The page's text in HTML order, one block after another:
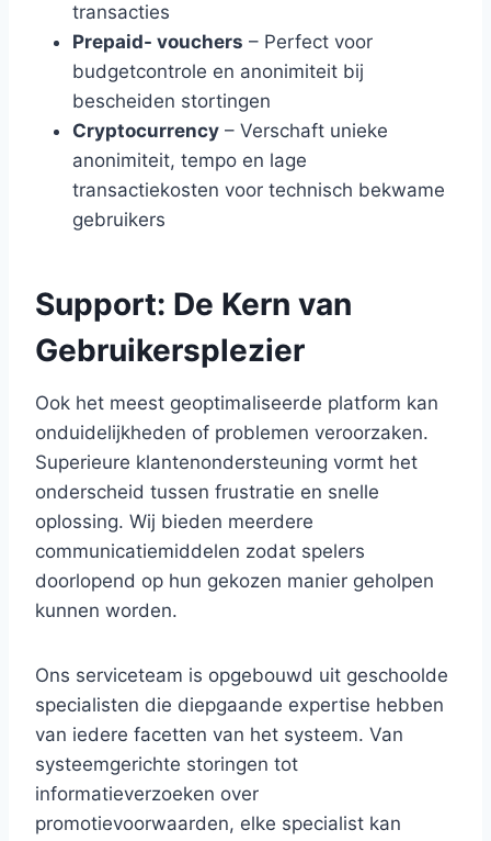
transacties
Prepaid- vouchers – Perfect voor
budgetcontrole en anonimiteit bij
bescheiden stortingen
Cryptocurrency – Verschaft unieke
anonimiteit, tempo en lage
transactiekosten voor technisch bekwame
gebruikers
Support: De Kern van
Gebruikersplezier
Ook het meest geoptimaliseerde platform kan
onduidelijkheden of problemen veroorzaken.
Superieure klantenondersteuning vormt het
onderscheid tussen frustratie en snelle
oplossing. Wij bieden meerdere
communicatiemiddelen zodat spelers
doorlopend op hun gekozen manier geholpen
kunnen worden.
Ons serviceteam is opgebouwd uit geschoolde
specialisten die diepgaande expertise hebben
van iedere facetten van het systeem. Van
systeemgerichte storingen tot
informatieverzoeken over
promotievoorwaarden, elke specialist kan